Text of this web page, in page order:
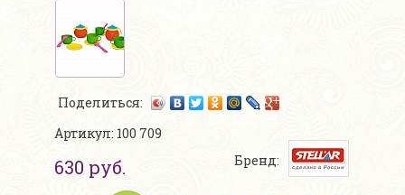
Поделиться:
Артикул: 100 709
630 руб. Бренд: